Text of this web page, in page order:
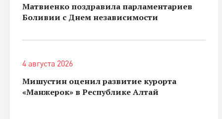
Матвиенко поздравила парламентариев
Боливии с Днем независимости
4 августа 2026
Мишустин оценил развитие курорта
«Манжерок» в Республике Алтай